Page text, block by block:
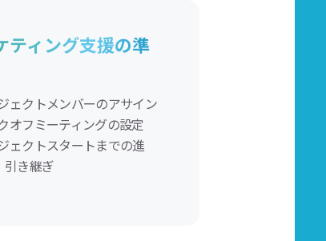
ティング支援の準
ェクトメンバーのアサイン
オフミーティングの設定
ェクトスタートまでの進
き継ぎ